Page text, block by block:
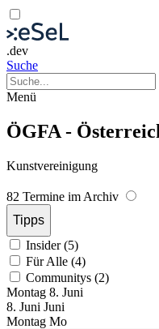
.dev
Suche
Menü
ÖGFA -
Kunstvereinigung
82 Termine im Archiv
Tipps
Insider (5)
Für Alle (4)
Communitys (2)
Montag 8. Juni
8. Juni Juni
Montag Mo